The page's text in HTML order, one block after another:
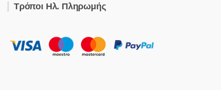
Τρόποι Ηλ. Πληρωμής